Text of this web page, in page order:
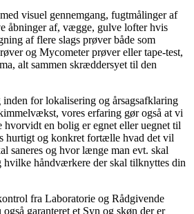
visuel gennemgang, fugtmålinger af
åbninger af, vægge, gulve lofter hvis
af flere slags prøver både som
og Mycometer prøver eller tape-test,
alt sammen skræddersyet til den
for lokalisering og årsagsafklaring
vores erfaring gør også at vi
hvorvidt en bolig er egnet eller uegnet til
hurtigt og konkret fortælle hvad det vil
saneres og hvor længe man evt. skal
håndværkere der skal tilknyttes din
fra Laboratorie og Rådgivende
garanteret et Syn og skøn der er